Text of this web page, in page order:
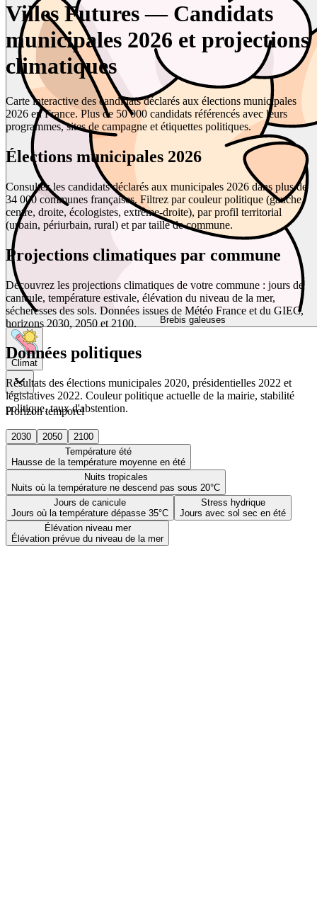
Brebis galeuses
Climat
Horizon temporel
2030 2050
2100
Température été
Hausse de la température moyenne en été
Nuits tropicales
Nuits où la température ne descend pas sous 20°C
Jours de canicule
Jours où la température dépasse 35°C
Stress hydrique
Jours avec sol sec en été
Élévation niveau mer
Élévation prévue du niveau de la mer
Villes Futures — Candidats
municipales 2026 et projections
climatiques
Carte interactive des candidats déclarés aux élections municipales
2026 en France. Plus de 50 000 candidats référencés avec leurs
programmes, sites de campagne et étiquettes politiques.
Élections municipales 2026
Consultez les candidats déclarés aux municipales 2026 dans plus de
34 000 communes françaises. Filtrez par couleur politique (gauche,
centre, droite, écologistes, extrême-droite), par profil territorial
(urbain, périurbain, rural) et par taille de commune.
Projections climatiques par commune
Découvrez les projections climatiques de votre commune : jours de
canicule, température estivale, élévation du niveau de la mer,
sécheresses des sols. Données issues de Météo France et du GIEC,
horizons 2030, 2050 et 2100.
Données politiques
Résultats des élections municipales 2020, présidentielles 2022 et
législatives 2022. Couleur politique actuelle de la mairie, stabilité
politique, taux d'abstention.